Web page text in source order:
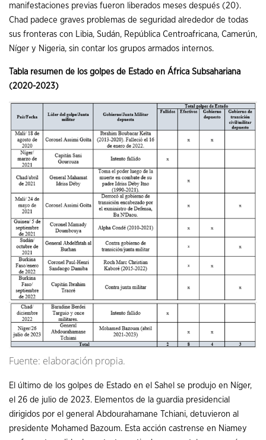
manifestaciones previas fueron liberados meses después (20).
Chad padece graves problemas de seguridad alrededor de todas
sus fronteras con Libia, Sudán, República Centroafricana, Camerún,
Níger y Nigeria, sin contar los grupos armados internos.
Tabla resumen de los golpes de Estado en África Subsahariana
(2020-2023)
Fuente: elaboración propia.
El último de los golpes de Estado en el Sahel se produjo en Níger,
el 26 de julio de 2023. Elementos de la guardia presidencial
dirigidos por el general Abdourahamane Tchiani, detuvieron al
presidente Mohamed Bazoum. Esta acción castrense en Niamey